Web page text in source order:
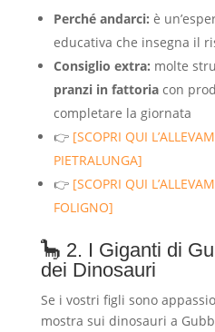
Perché andarci: è
educativa che insegna il
Consiglio extra: molte
pranzi in fattoriacon
completare la giornata
👉 [SCOPRI QUI
PIETRALUNGA]
👉 [SCOPRI QUI
FOLIGNO]
🦕 2. I Giganti di
dei Dinosauri
Se i vostri figli sono
mostra sui dinosauri a